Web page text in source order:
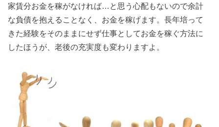
家賃分お金を稼がなければ…と思う心配もないので余計
な負債を抱えることなく、お金を稼げます。長年培って
きた経験をそのままにせず仕事としてお金を稼ぐ方法に
したほうが、老後の充実度も変わりますよ。